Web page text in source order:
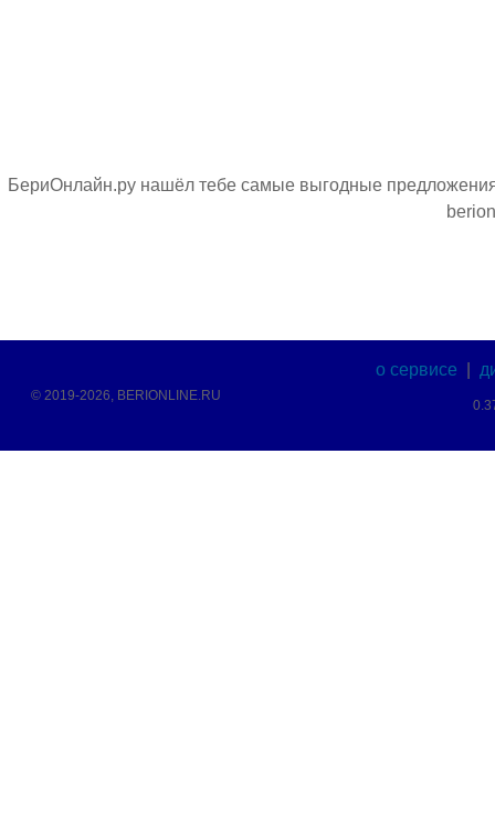
БериОнлайн.ру нашёл тебе самые выгодные
© 2019-2026, BERIONLINE.RU
о сервисе